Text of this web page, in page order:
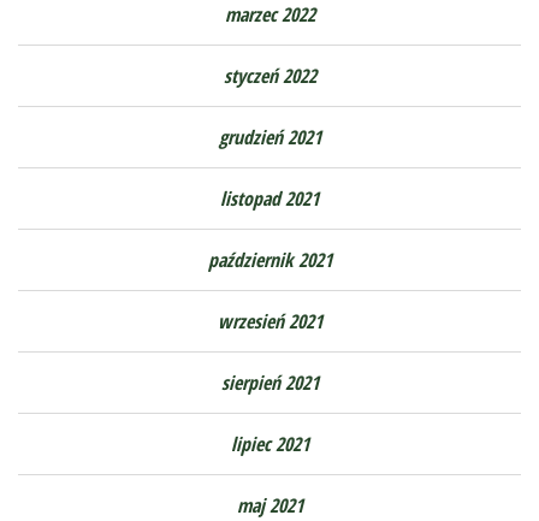
marzec 2022
styczeń 2022
grudzień 2021
listopad 2021
październik 2021
wrzesień 2021
sierpień 2021
lipiec 2021
maj 2021